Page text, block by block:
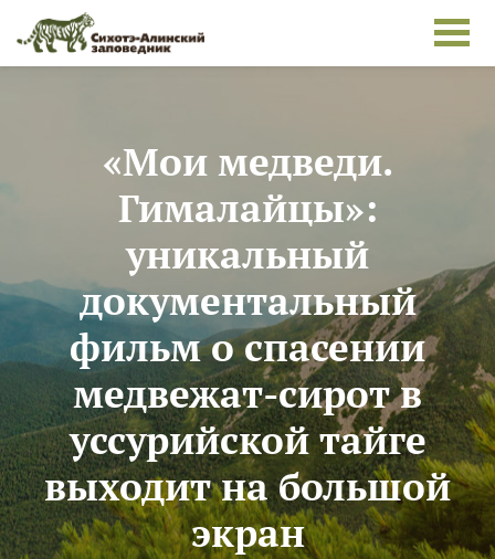
Перейти к основному содержанию
«Мои медведи.
Гималайцы»:
уникальный
документальный
фильм о спасении
медвежат-сирот в
уссурийской тайге
выходит на большой
экран